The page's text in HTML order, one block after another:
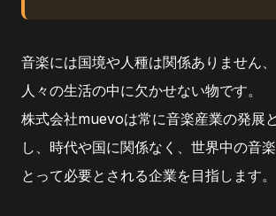
音楽には国境や人種は関係ありません
人々の生活の中に欠かせない物です。
株式会社muevoは常に音楽産業の発展
し、時代や国に関係なく、世界中の音
とって必要とされる企業を目指します。